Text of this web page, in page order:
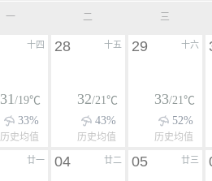
一 二 三
十四
31/19℃
33%
历史均值
十五
28
32/21℃
43%
历史均值
十六
29
33/21℃
52%
历史均值
廿一 廿二
04 廿三
05